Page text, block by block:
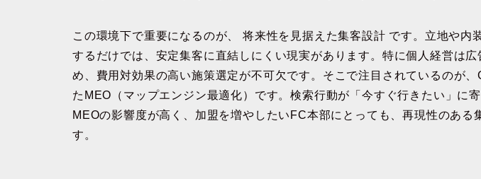
この環境下で重要になるのが、 将来性を見据えた集客設計 です。立地や内
するだけでは、安定集客に直結しにくい現実があります。特に個人経営は広
め、費用対効果の高い施策選定が不可欠です。そこで注目されているのが
たMEO（マップエンジン最適化）です。検索行動が「今すぐ行きたい」に寄
MEOの影響度が高く、加盟を増やしたいFC本部にとっても、再現性のある
す。